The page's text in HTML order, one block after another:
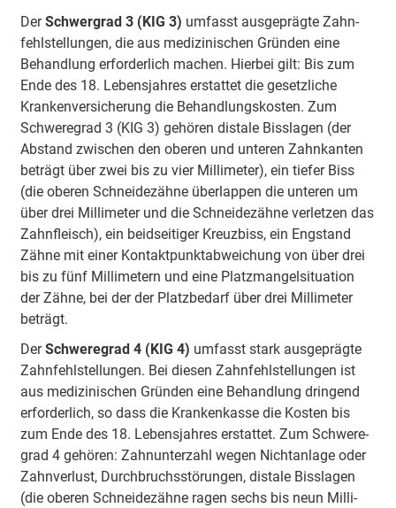
DerSchwer­grad 3 (KIG 3) umfasst aus­geprägte Zahn­
fehl­stel­lungen, die aus medi­zini­schen Gründen eine
Behand­lung erfor­derlich machen. Hierbei gilt: Bis zum
Ende des 18. Lebens­jahres erstattet die gesetz­liche
Kranken­ver­siche­rung die Behand­lungs­kosten. Zum
Schwere­grad 3 (KIG 3) gehören distale Biss­lagen (der
Abstand zwischen den oberen und unteren Zahn­kanten
beträgt über zwei bis zu vier Milli­meter), ein tiefer Biss
(die oberen Schneide­zähne über­lappen die unteren um
über drei Milli­meter und die Schneide­zähne verletzen das
Zahn­fleisch), ein beid­seitiger Kreuz­biss, ein Eng­stand
Zähne mit einer Kontakt­punkt­abwei­chung von über drei
bis zu fünf Milli­metern und eine Platz­mangel­situa­tion
der Zähne, bei der der Platz­bedarf über drei Milli­meter
beträgt.
DerSchwere­grad 4 (KIG 4) umfasst stark aus­geprägte
Zahn­fehl­stel­lungen. Bei diesen Zahn­fehl­stel­lungen ist
aus medi­zini­schen Gründen eine Behand­lung dringend
erfor­derlich, so dass die Kranken­kasse die Kosten bis
zum Ende des 18. Lebens­jahres erstattet. Zum Schwere­
grad 4 gehören: Zahn­unter­zahl wegen Nicht­anlage oder
Zahn­verlust, Durch­bruchs­stö­rungen, distale Biss­lagen
(die oberen Schneide­zähne ragen sechs bis neun Milli­